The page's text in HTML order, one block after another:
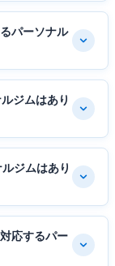
パーソナル
ジムはあり
ジムはあり
応するパー